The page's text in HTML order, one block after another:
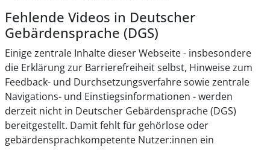
Fehlende Videos in Deutscher
Gebärdensprache (DGS)
Einige zentrale Inhalte dieser Webseite - insbesondere
die Erklärung zur Barrierefreiheit selbst, Hinweise zum
Feedback- und Durchsetzungsverfahre sowie zentrale
Navigations- und Einstiegsinformationen - werden
derzeit nicht in Deutscher Gebärdensprache (DGS)
bereitgestellt. Damit fehlt für gehörlose oder
gebärdensprachkompetente Nutzer:innen ein